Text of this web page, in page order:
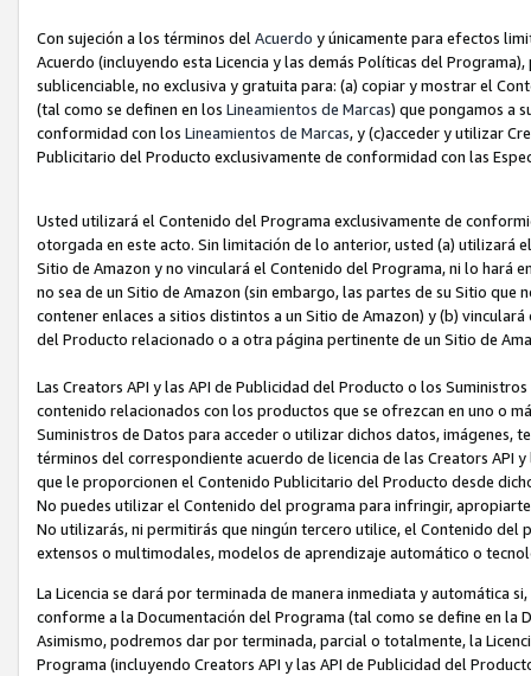
Con sujeción a los términos del Acuerdo y únicamente para efectos
Acuerdo (incluyendo esta Licencia y las demás Políticas del
sublicenciable, no exclusiva y gratuita para: (a) copiar y mostrar el
(tal como se definen en los Lineamientos de Marcas) que pongamos a
conformidad con los Lineamientos de Marcas, y (c)acceder y utilizar
Publicitario del Producto exclusivamente de conformidad con las
Usted utilizará el Contenido del Programa exclusivamente de
otorgada en este acto. Sin limitación de lo anterior, usted (a) utilizará
Sitio de Amazon y no vinculará el Contenido del Programa, ni lo hará
no sea de un Sitio de Amazon (sin embargo, las partes de su Sitio
contener enlaces a sitios distintos a un Sitio de Amazon) y (b)
del Producto relacionado o a otra página pertinente de un Sitio de
Las Creators API y las API de Publicidad del Producto o los
contenido relacionados con los productos que se ofrezcan en uno o
Suministros de Datos para acceder o utilizar dichos datos,
términos del correspondiente acuerdo de licencia de las Creators API
que le proporcionen el Contenido Publicitario del Producto desde
No puedes utilizar el Contenido del programa para infringir,
No utilizarás, ni permitirás que ningún tercero utilice, el Contenido
extensos o multimodales, modelos de aprendizaje automático o
La Licencia se dará por terminada de manera inmediata y automática
conforme a la Documentación del Programa (tal como se define en la
Asimismo, podremos dar por terminada, parcial o totalmente, la
Programa (incluyendo Creators API y las API de Publicidad del